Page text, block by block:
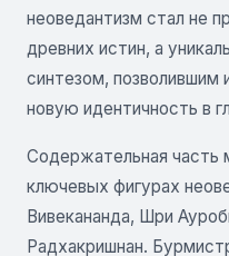
неоведантизм стал не
древних истин, а
синтезом, позволившим
новую идентичность в
Содержательная часть
ключевых фигурах
Вивекананда, Шри
Радхакришнан.